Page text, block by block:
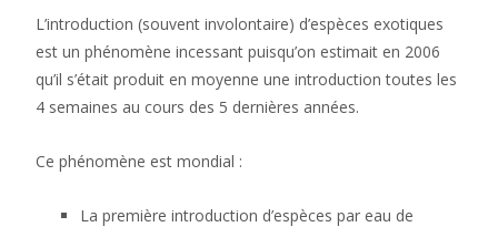
L’introduction (souvent involontaire) d’espèces exotiques
est un phénomène incessant puisqu’on estimait en 2006
qu’il s’était produit en moyenne une introduction toutes les
4 semaines au cours des 5 dernières années.
Ce phénomène est mondial :
La première introduction d’espèces par eau de